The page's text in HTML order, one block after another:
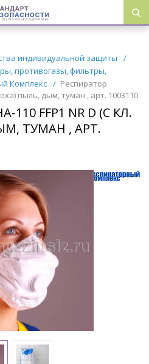
индивидуальной защиты
/
противогазы, фильтры,
Комплекс / Респиратор
пыль, дым, туман , арт. 1003110
FFP1 NR D (С КЛ.
ТУМАН , АРТ.